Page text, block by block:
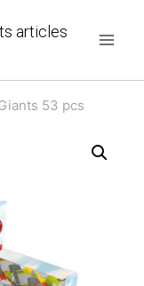
articles
53 pcs